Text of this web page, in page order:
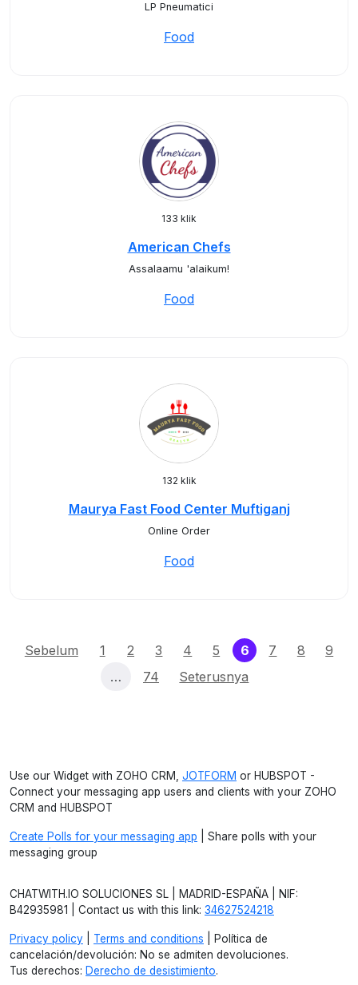
LP Pneumatici
Food
133 klik
American Chefs
Assalaamu 'alaikum!
Food
132 klik
Maurya Fast Food Center Muftiganj
Online Order
Food
Sebelum 1 2 3 4 5 6(current)
7 8
9
…
74 Seterusnya
Use our Widget with ZOHO CRM, JOTFORM or HUBSPOT -
Connect your messaging app users and clients with your ZOHO
CRM and HUBSPOT
Create Polls for your messaging app | Share polls with your
messaging group
CHATWITH.IO SOLUCIONES SL | MADRID-ESPAÑA | NIF:
B42935981 | Contact us with this link: 34627524218
Privacy policy Terms and conditions | Política de
cancelación/devolución: No se admiten devoluciones.
Tus derechos: Derecho de desistimiento.